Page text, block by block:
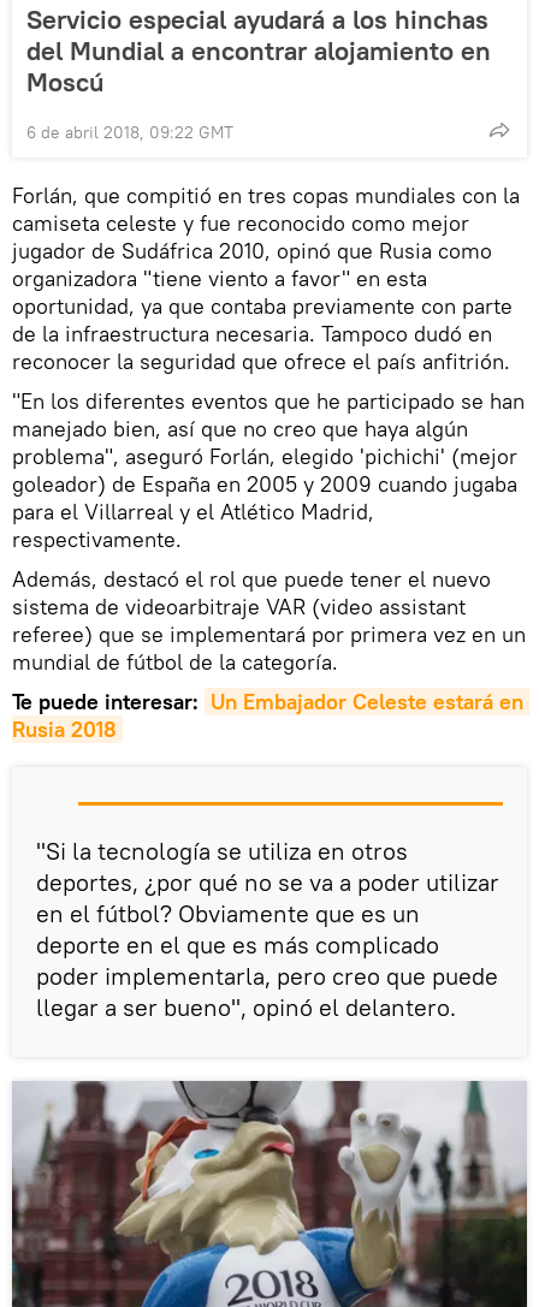
Servicio especial ayudará a los hinchas
del Mundial a encontrar alojamiento en
Moscú
6 de abril 2018, 09:22 GMT
Forlán, que compitió en tres copas mundiales con la
camiseta celeste y fue reconocido como mejor
jugador de Sudáfrica 2010, opinó que Rusia como
organizadora "tiene viento a favor" en esta
oportunidad, ya que contaba previamente con parte
de la infraestructura necesaria. Tampoco dudó en
reconocer la seguridad que ofrece el país anfitrión.
"En los diferentes eventos que he participado se han
manejado bien, así que no creo que haya algún
problema", aseguró Forlán, elegido 'pichichi' (mejor
goleador) de España en 2005 y 2009 cuando jugaba
para el Villarreal y el Atlético Madrid,
respectivamente.
Además, destacó el rol que puede tener el nuevo
sistema de videoarbitraje VAR (video assistant
referee) que se implementará por primera vez en un
mundial de fútbol de la categoría.
Te puede interesar: Un Embajador Celeste estará en
Rusia 2018
"Si la tecnología se utiliza en otros
deportes, ¿por qué no se va a poder utilizar
en el fútbol? Obviamente que es un
deporte en el que es más complicado
poder implementarla, pero creo que puede
llegar a ser bueno", opinó el delantero.